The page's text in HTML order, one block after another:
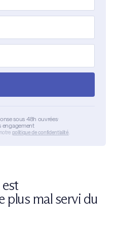
sous 48h ouvrées
engagement
politique de confidentialité
plus mal servi du